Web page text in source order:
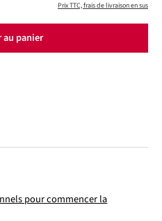
Prix TTC, frais de livraison en sus
panier
pour commencer la